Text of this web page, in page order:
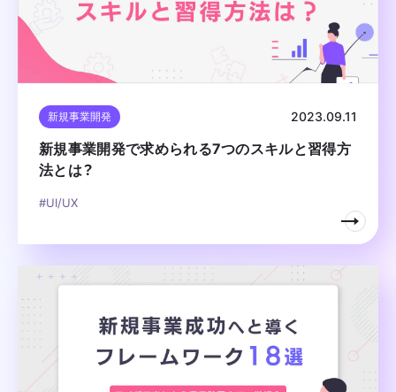
新規事業開発 2023.09.11
新規事業開発で求められる7つのスキルと習得方
法とは？
#UI/UX